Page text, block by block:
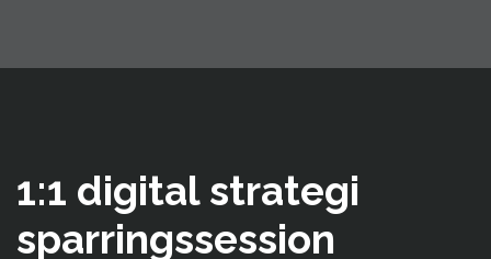
1:1 digital strategi
sparringssession